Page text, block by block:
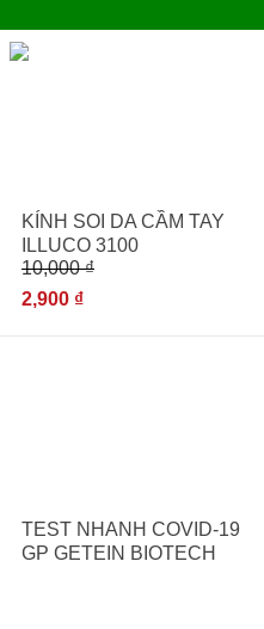
- 71%
KÍNH SOI DA CẦM TAY
ILLUCO 3100
10,000₫
2,900 ₫
TEST NHANH COVID-19
GP GETEIN BIOTECH